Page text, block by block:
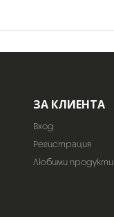
ЗА КЛИЕНТА
Вход
Регистрация
Любими продукти